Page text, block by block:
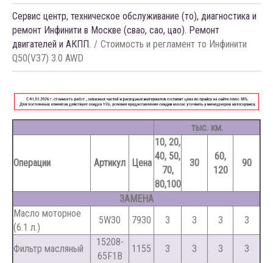
Сервис центр, техническое обслуживание (то), диагностика и
ремонт Инфинити в Москве (свао, сао, цао). Ремонт
двигателей и АКПП.
Стоимость и регламент то Инфинити
Q50(V37) 3.0 AWD
тыс. км.
Операции Артикул Цена
10, 20,
40, 50,
70,
80,100
30
60,
120
90
ЗАМЕНА
Масло моторное
(6.1 л.)
5W30 7930 З З З З
Фильтр масляный
15208-
65F1B
1155 З З З
З